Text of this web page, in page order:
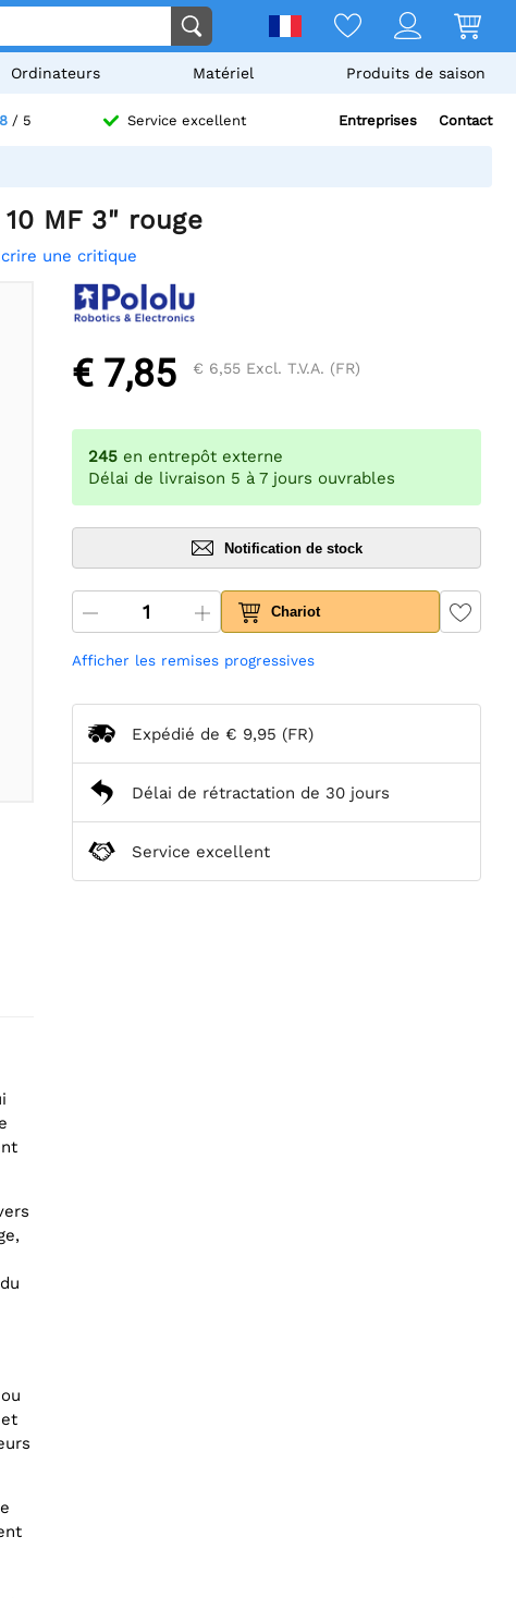
Ordinateurs Matériel Produits de saison
/ 5 Service excellent Entreprises Contact
MF 3" rouge
une critique
€ 7,85 € 6,55 Excl. T.V.A. (FR)
245 en entrepôt externe
Délai de livraison 5 à 7 jours ouvrables
Notification de stock
Chariot
Afficher les remises progressives
Expédié de € 9,95 (FR)
Délai de rétractation de 30 jours
Service excellent